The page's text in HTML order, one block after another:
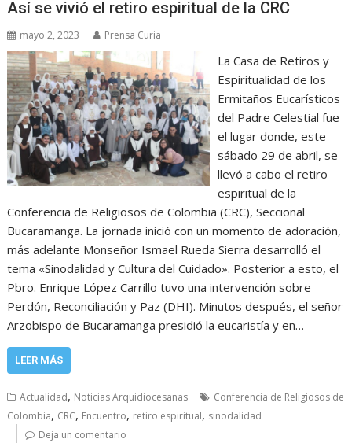
Así se vivió el retiro espiritual de la CRC
mayo 2, 2023 Prensa Curia
La Casa de Retiros y
Espiritualidad de los
Ermitaños Eucarísticos
del Padre Celestial fue
el lugar donde, este
sábado 29 de abril, se
llevó a cabo el retiro
espiritual de la
Conferencia de Religiosos de Colombia (CRC), Seccional
Bucaramanga. La jornada inició con un momento de adoración,
más adelante Monseñor Ismael Rueda Sierra desarrolló el
tema «Sinodalidad y Cultura del Cuidado». Posterior a esto, el
Pbro. Enrique López Carrillo tuvo una intervención sobre
Perdón, Reconciliación y Paz (DHI). Minutos después, el señor
Arzobispo de Bucaramanga presidió la eucaristía y en…
LEER MÁS
Actualidad, Noticias Arquidiocesanas
Conferencia de Religiosos de
Colombia, CRC, Encuentro, retiro espiritual, sinodalidad
Deja un comentario